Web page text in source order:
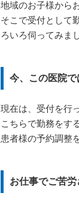
地域のお子様から
そこで受付として
ろいろ伺ってみま
今、この医院
現在は、受付を行
こちらで勤務をす
患者様の予約調整
お仕事でご苦